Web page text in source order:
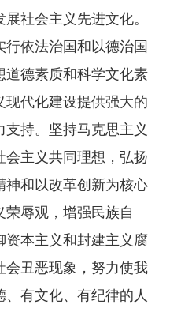
社会主义先进文化。
依法治国和以德治国
道德素质和科学文化素
现代化建设提供强大的
持。坚持马克思主义
主义共同理想，弘扬
神和以改革创新为核心
辱观，增强民族自
本主义和封建主义腐
会丑恶现象，努力使我
、有文化、有纪律的人